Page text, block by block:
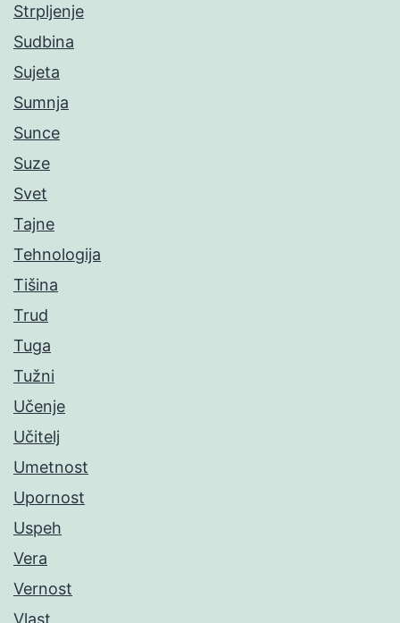
Strpljenje
Sudbina
Sujeta
Sumnja
Sunce
Suze
Svet
Tajne
Tehnologija
Tišina
Trud
Tuga
Tužni
Učenje
Učitelj
Umetnost
Upornost
Uspeh
Vera
Vernost